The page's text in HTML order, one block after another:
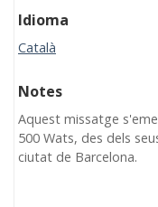
Idioma
Català
Notes
Aquest missatge
500 Wats, des dels
ciutat de Barcelona.